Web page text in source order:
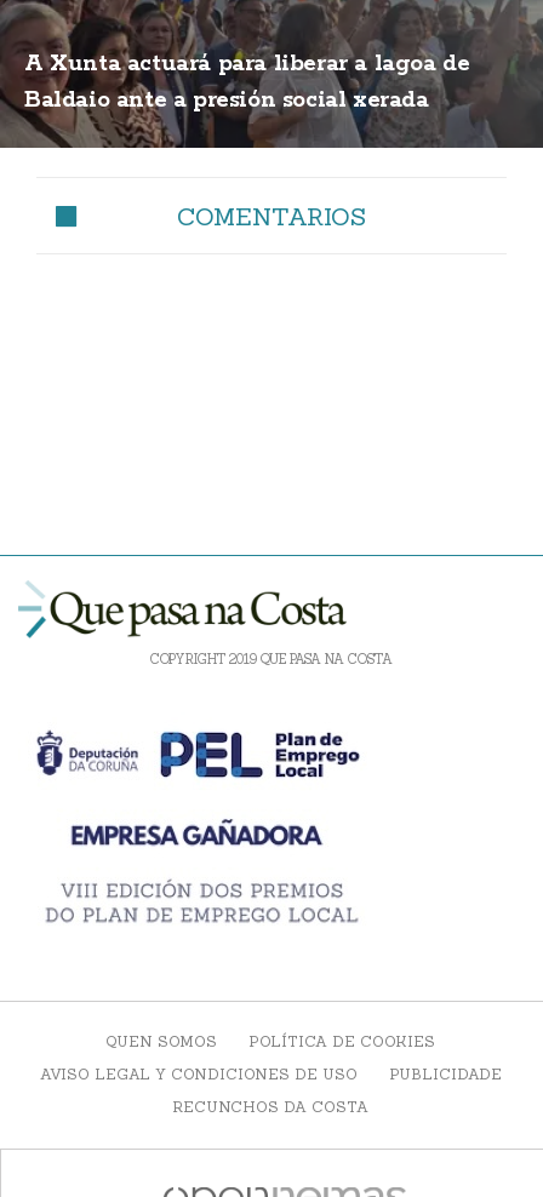
A Xunta actuará para liberar a lagoa de
Baldaio ante a presión social xerada
COMENTARIOS
COPYRIGHT 2019 QUE PASA NA COSTA
QUEN SOMOS
POLÍTICA DE COOKIES
AVISO LEGAL Y CONDICIONES DE USO
PUBLICIDADE
RECUNCHOS DA COSTA